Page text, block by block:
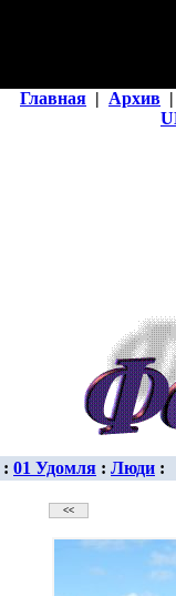
Главная | Архив |
: 01 Удомля : Люди :